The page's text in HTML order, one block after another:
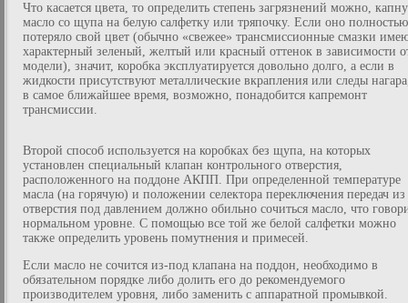
Что касается цвета, то определить степень загрязнений можно,
масло со щупа на белую салфетку или тряпочку. Если оно полностью
потеряло свой цвет (обычно «свежее» трансмиссионные смазки
характерный зеленый, желтый или красный оттенок в зависимости
модели), значит, коробка эксплуатируется довольно долго, а если в
жидкости присутствуют металлические вкрапления или следы
в самое ближайшее время, возможно, понадобится капремонт
трансмиссии.
Второй способ используется на коробках без щупа, на которых
установлен специальный клапан контрольного отверстия,
расположенного на поддоне АКПП. При определенной температуре
масла (на горячую) и положении селектора переключения передач из
отверстия под давлением должно обильно сочиться масло, что
нормальном уровне. С помощью все той же белой салфетки можно
также определить уровень помутнения и примесей.
Если масло не сочится из-под клапана на поддон, необходимо в
обязательном порядке либо долить его до рекомендуемого
производителем уровня, либо заменить с аппаратной промывкой.